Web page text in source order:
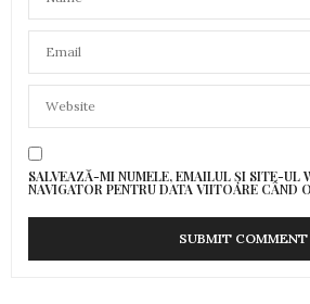
SALVEAZĂ-MI NUMELE, EMAILUL ȘI SITE-UL
NAVIGATOR PENTRU DATA VIITOARE CÂND